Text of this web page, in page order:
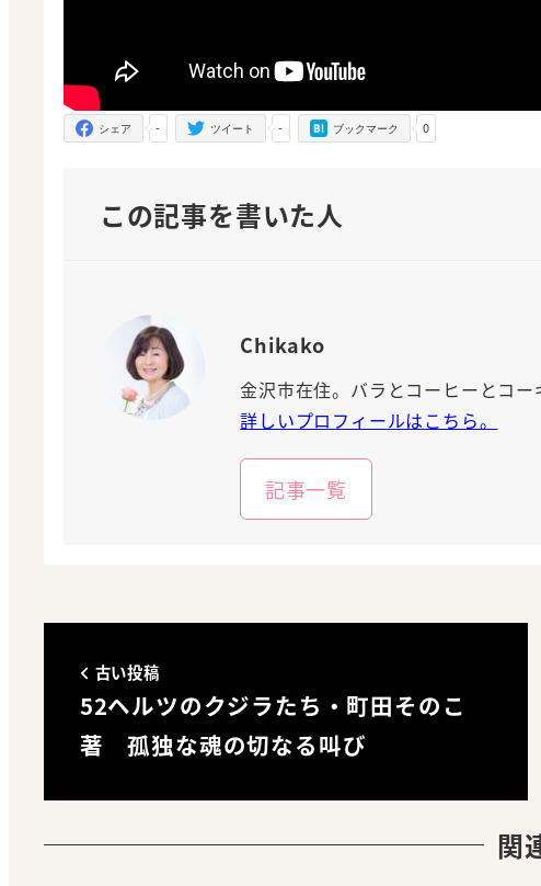
-
シェア -
ツイート 0
ブックマーク
この記事を書いた人
Chikako
金沢市在住。バラとコーヒーとコー
詳しいプロフィールはこちら。
記事一覧
古い投稿
52ヘルツのクジラたち・町田そのこ
著 孤独な魂の切なる叫び
関